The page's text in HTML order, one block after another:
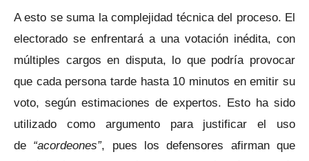
A esto se suma la complejidad técnica del proceso. El
electorado se enfrentará a una votación inédita, con
múltiples cargos en disputa, lo que podría provocar
que cada persona tarde hasta 10 minutos en emitir su
voto, según estimaciones de expertos. Esto ha sido
utilizado como argumento para justificar el uso
de “acordeones”, pues los defensores afirman que